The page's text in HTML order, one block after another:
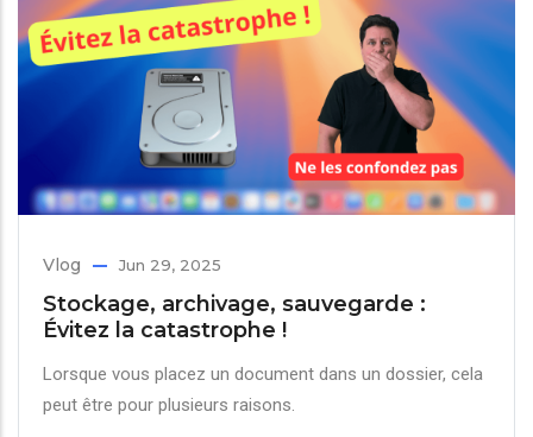
Vlog Jun 29, 2025
Stockage, archivage, sauvegarde :
Évitez la catastrophe !
Lorsque vous placez un document dans un dossier, cela
peut être pour plusieurs raisons.